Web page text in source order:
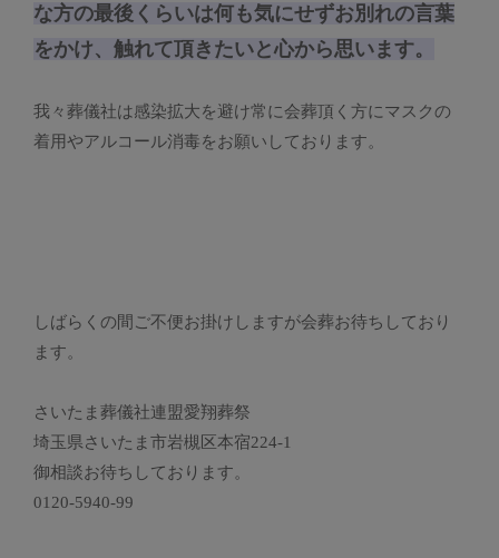
な方の最後くらいは何も気にせずお別れの言葉
をかけ、触れて頂きたいと心から思います。
我々葬儀社は感染拡大を避け常に会葬頂く方にマスクの
着用やアルコール消毒をお願いしております。
しばらくの間ご不便お掛けしますが会葬お待ちしており
ます。
さいたま葬儀社連盟愛翔葬祭
埼玉県さいたま市岩槻区本宿224-1
御相談お待ちしております。
0120-5940-99